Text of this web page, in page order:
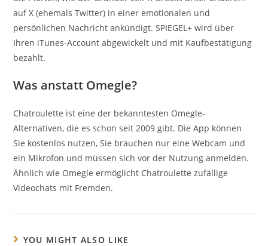
auf X (ehemals Twitter) in einer emotionalen und
persönlichen Nachricht ankündigt. SPIEGEL+ wird über
Ihren iTunes-Account abgewickelt und mit Kaufbestätigung
bezahlt.
Was anstatt Omegle?
Chatroulette ist eine der bekanntesten Omegle-
Alternativen, die es schon seit 2009 gibt. Die App können
Sie kostenlos nutzen, Sie brauchen nur eine Webcam und
ein Mikrofon und müssen sich vor der Nutzung anmelden.
Ähnlich wie Omegle ermöglicht Chatroulette zufällige
Videochats mit Fremden.
YOU MIGHT ALSO LIKE